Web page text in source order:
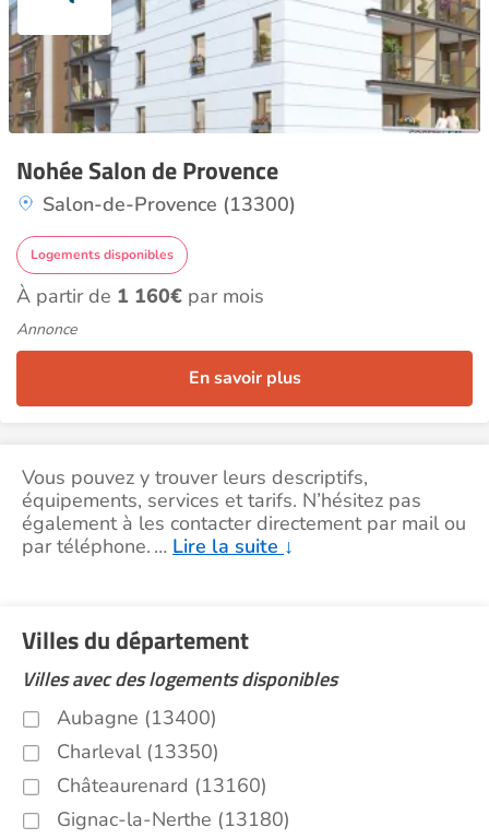
Nohée Salon de Provence
Salon-de-Provence (13300)
Logements disponibles
À partir de 1 160€ par mois
Annonce
En savoir plus
Vous pouvez y trouver leurs descriptifs,
équipements, services et tarifs. N’hésitez pas
également à les contacter directement par mail ou
par téléphone. … Lire la suite ↓
Villes du département
Villes avec des logements disponibles
Aubagne (13400)
Charleval (13350)
Châteaurenard (13160)
Gignac-la-Nerthe (13180)